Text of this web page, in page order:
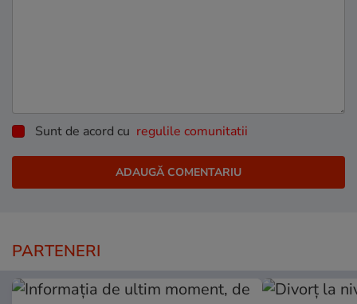
Sunt de acord cu regulile comunitatii
PARTENERI